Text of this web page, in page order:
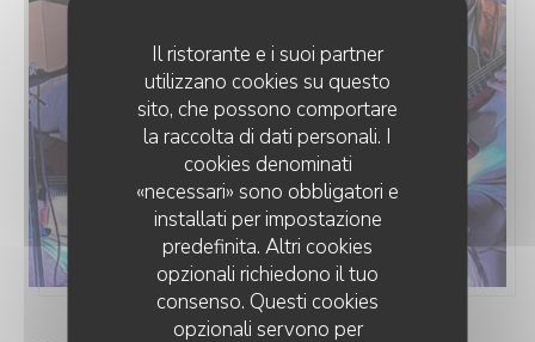
Il ristorante e i suoi partner
utilizzano cookies su questo
sito, che possono comportare
la raccolta di dati personali. I
cookies denominati
«necessari» sono obbligatori e
installati per impostazione
predefinita. Altri cookies
opzionali richiedono il tuo
consenso. Questi cookies
opzionali servono per